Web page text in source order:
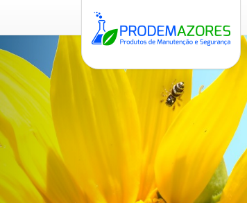
Previous